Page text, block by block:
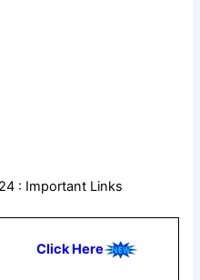
: Important Links
Click Here